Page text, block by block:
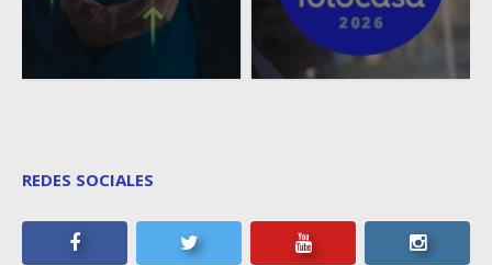
REDES SOCIALES